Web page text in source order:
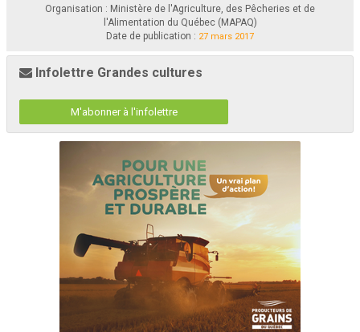
Organisation : Ministère de l'Agriculture, des Pêcheries et de
l'Alimentation du Québec (MAPAQ)
Date de publication : 27 mars 2017
Infolettre Grandes cultures
M'abonner à l'infolettre